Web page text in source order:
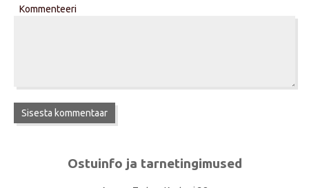
Kommenteeri
Ostuinfo ja tarnetingimused